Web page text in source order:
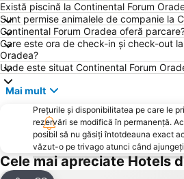
Există piscină la Continental Forum
Sunt permise animalele de companie la
Continental Forum Oradea oferă
Care este ora de check-in și check-out
Oradea?
Unde este situat Continental Forum
Mai mult
Prețurile și disponibilitatea pe care le
rezervări se modifică în permanență.
posibil să nu găsiți întotdeauna exact
văzut-o pe trivago atunci când
Cele mai apreciate Hotels